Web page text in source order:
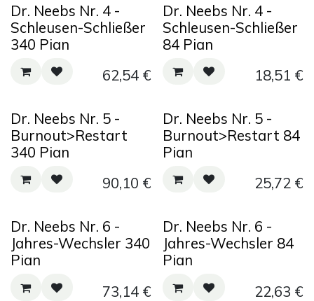
Dr. Neebs Nr. 4 -
Schleusen-Schließer
340 Pian
62,54€
Dr. Neebs Nr. 4 -
Schleusen-Schließer
84 Pian
18,51 €
Dr. Neebs Nr. 5 -
Burnout>Restart
340 Pian
90,10 €
Dr. Neebs Nr. 5 -
Burnout>Restart 84
Pian
25,72€
Dr. Neebs Nr. 6 -
Jahres-Wechsler 340
Pian
73,14€
Dr. Neebs Nr. 6 -
Jahres-Wechsler 84
Pian
22,63 €